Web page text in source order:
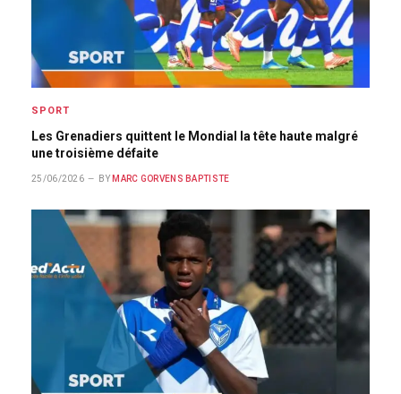
SPORT
Les Grenadiers quittent le Mondial la tête haute malgré
une troisième défaite
25/06/2026 BY MARC GORVENS BAPTISTE